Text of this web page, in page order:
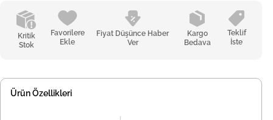
Kritik
Stok
Favorilere
Ekle
Fiyat Düşünce Haber
Ver
Kargo
Bedava
Teklif
İste
Ürün Özellikleri